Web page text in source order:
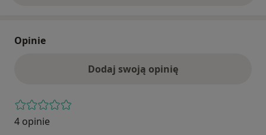
Opinie
Dodaj swoją opinię
4 opinie